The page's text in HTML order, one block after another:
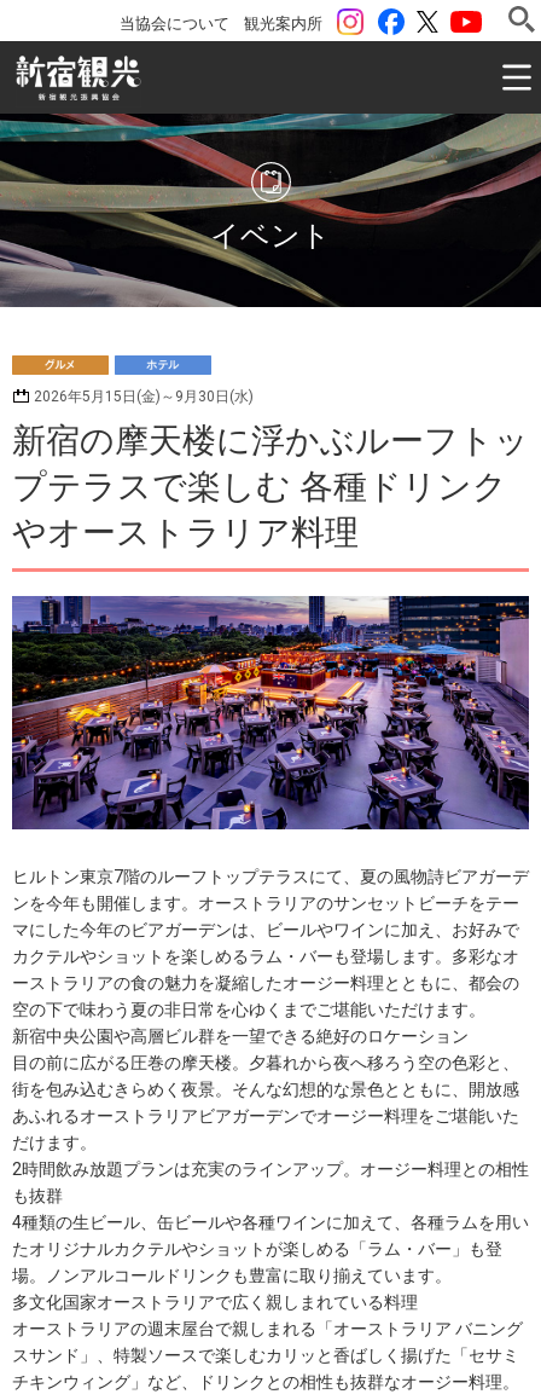
ツイッター
Facebook
instagram
観光案内所
当協会について
一般社団法人 新宿観光振興協会 Shinjuku
イベント
ルメ
テル
2026年5月15日(金)～9月30日(水)
新宿の摩天楼に浮かぶルーフトッ
プテラスで楽しむ 各種ドリンク
やオーストラリア料理
ヒルトン東京7階のルーフトップテラスにて、夏の風物詩ビアガーデ
ンを今年も開催します。オーストラリアのサンセットビーチをテー
マにした今年のビアガーデンは、ビールやワインに加え、お好みで
カクテルやショットを楽しめるラム・バーも登場します。多彩なオ
ーストラリアの食の魅力を凝縮したオージー料理とともに、都会の
空の下で味わう夏の非日常を心ゆくまでご堪能いただけます。
新宿中央公園や高層ビル群を一望できる絶好のロケーション
目の前に広がる圧巻の摩天楼。夕暮れから夜へ移ろう空の色彩と、
街を包み込むきらめく夜景。そんな幻想的な景色とともに、開放感
あふれるオーストラリアビアガーデンでオージー料理をご堪能いた
だけます。
2時間飲み放題プランは充実のラインアップ。オージー料理との相性
も抜群
4種類の生ビール、缶ビールや各種ワインに加えて、各種ラムを用い
たオリジナルカクテルやショットが楽しめる「ラム・バー」も登
場。ノンアルコールドリンクも豊富に取り揃えています。
多文化国家オーストラリアで広く親しまれている料理
オーストラリアの週末屋台で親しまれる「オーストラリア バニング
スサンド」、特製ソースで楽しむカリッと香ばしく揚げた「セサミ
チキンウィング」など、ドリンクとの相性も抜群なオージー料理。